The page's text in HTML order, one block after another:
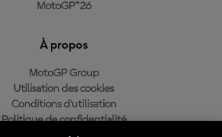
MotoGP™26
À propos
MotoGP Group
Utilisation des cookies
Conditions d'utilisation
Politique de confidentialité